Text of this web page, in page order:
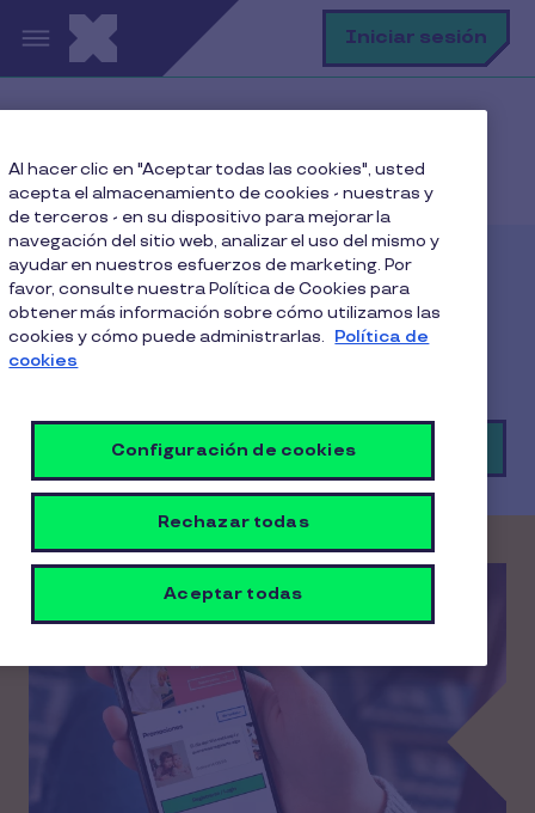
Pasar al contenido principal Iniciar sesión
Pluxee Alimentación para Beneficiarios
Pluxee Alimentación
Con Pluxee App puedes pagar en más de 24.000
comercios asociados
Descarga Pluxee app
Al hacer clic en "Aceptar todas las cookies", usted
acepta el almacenamiento de cookies - nuestras y
de terceros - en su dispositivo para mejorar la
navegación del sitio web, analizar el uso del mismo y
ayudar en nuestros esfuerzos de marketing. Por
favor, consulte nuestra Política de Cookies para
obtener más información sobre cómo utilizamos las
cookies y cómo puede administrarlas. Política de
cookies
Configuración de cookies
Rechazar todas
Aceptar todas